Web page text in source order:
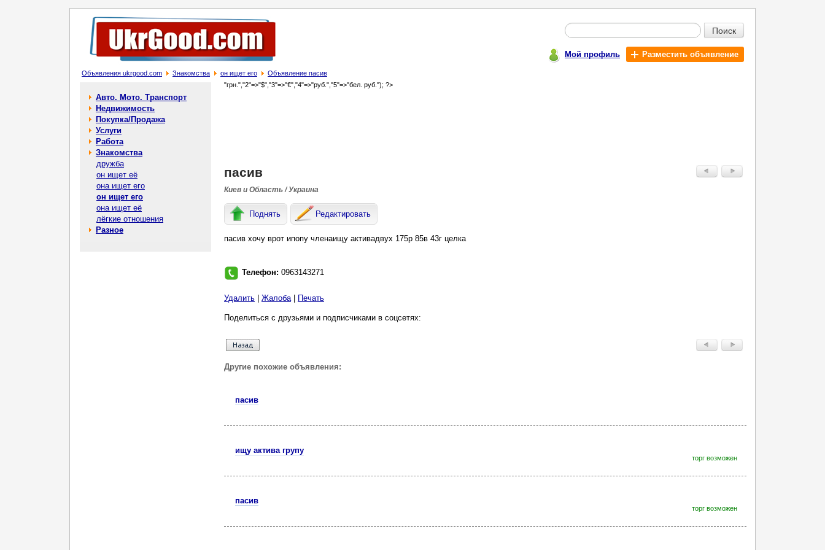
Поиск
Мой профиль Разместить объявление
Объявления ukrgood.com Знакомства он ищет его Объявление пасив
Авто. Мото. Транспорт
Недвижимость
Покупка/Продажа
Услуги
Работа
Знакомства
дружба
он ищет её
она ищет его
он ищет его
она ищет её
лёгкие отношения
Разное
"грн.","2"=>"$","3"=>"€","4"=>"руб.","5"=>"бел. руб."); ?>
пасив
Киев и Область / Украина
Поднять Редактировать
пасив хочу врот ипопу членаищу активадвух 175р 85в 43г целка
Телефон: 0963143271
Удалить Жалоба| Печать
Поделиться с друзьями и подписчиками в соцсетях:
Другие похожие объявления:
пасив
ищу актива групу
торг возможен
пасив
торг возможен